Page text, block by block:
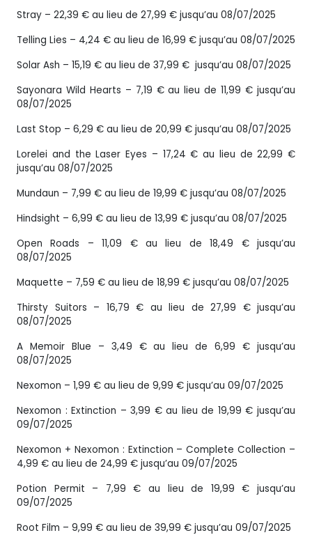
Stray – 22,39 € au lieu de 27,99 € jusqu’au 08/07/2025
Telling Lies – 4,24 € au lieu de 16,99 € jusqu’au 08/07/2025
Solar Ash – 15,19 € au lieu de 37,99 € jusqu’au 08/07/2025
Sayonara Wild Hearts – 7,19 € au lieu de 11,99 € jusqu’au
08/07/2025
Last Stop – 6,29 € au lieu de 20,99 € jusqu’au 08/07/2025
Lorelei and the Laser Eyes – 17,24 € au lieu de 22,99 €
jusqu’au 08/07/2025
Mundaun – 7,99 € au lieu de 19,99 € jusqu’au 08/07/2025
Hindsight – 6,99 € au lieu de 13,99 € jusqu’au 08/07/2025
Open Roads – 11,09 € au lieu de 18,49 € jusqu’au
08/07/2025
Maquette – 7,59 € au lieu de 18,99 € jusqu’au 08/07/2025
Thirsty Suitors – 16,79 € au lieu de 27,99 € jusqu’au
08/07/2025
A Memoir Blue – 3,49 € au lieu de 6,99 € jusqu’au
08/07/2025
Nexomon – 1,99 € au lieu de 9,99 € jusqu’au 09/07/2025
Nexomon : Extinction – 3,99 € au lieu de 19,99 € jusqu’au
09/07/2025
Nexomon + Nexomon : Extinction – Complete Collection –
4,99 € au lieu de 24,99 € jusqu’au 09/07/2025
Potion Permit – 7,99 € au lieu de 19,99 € jusqu’au
09/07/2025
Root Film – 9,99 € au lieu de 39,99 € jusqu’au 09/07/2025